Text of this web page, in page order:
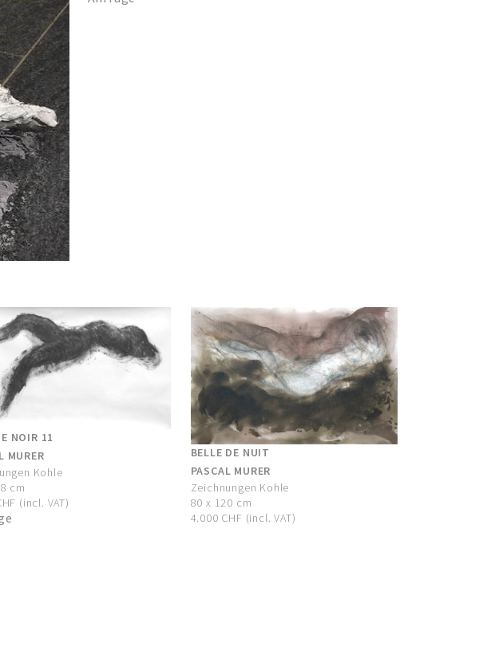
NOIR 11
MURER
Kohle
cm
(incl. VAT)
BELLE DE NUIT
PASCAL MURER
Zeichnungen Kohle
80 x 120 cm
4.000 CHF (incl. VAT)